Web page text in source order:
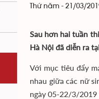
Thứ năm - 21/03/
Sau hơn hai tuần
Hà Nội đã diễn ra
Với mục tiêu đẩy
nhau giữa các nữ
ngày 05-22/3/2019